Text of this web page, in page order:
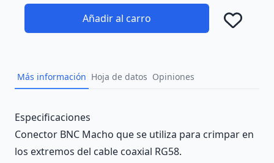
Añadir al carro
Más información Hoja de datos Opiniones
Description
Especificaciones
Conector BNC Macho que se utiliza para crimpar en
los extremos del cable coaxial RG58.